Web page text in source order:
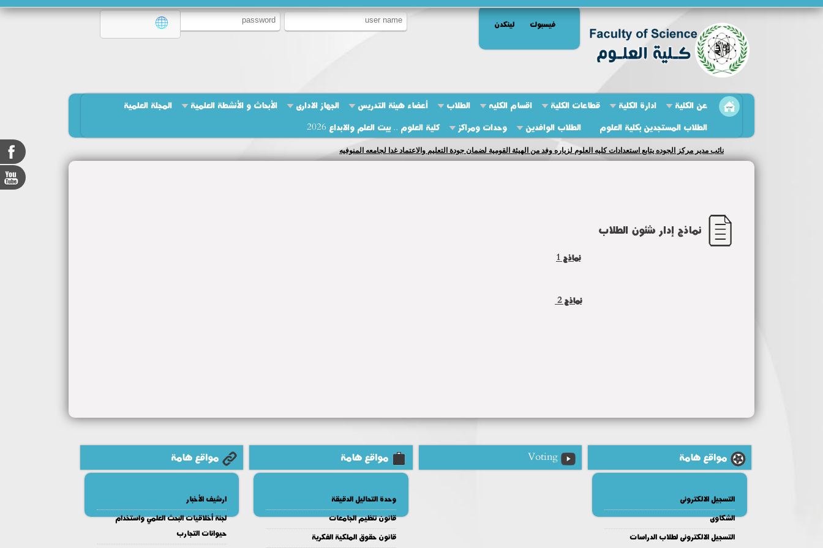
فيسبوك لينكدن
عن الكلية ادارة الكلية قطاعات الكلية اقسام الكليه الطلاب أعضاء هيئة التدريس الجهاز الادارى الأبحاث و الأنشطة العلمية
المجلة العلمية
الطلاب المستجدين بكلية العلوم
الطلاب الوافدين وحدات ومراكز كلية العلوم .. بيت العلم والابداع 2026
نائب مدير مركز الجوده يتابع استعدادات كليه العلوم لزياره وفد من الهيئة القومية لضمان جودة التعليم والاعتماد غدا لجامعه المنوفيه
نماذج إدار شئون الطلاب
نماذج 1
نماذج 2
مواقع هامة
التسجيل الالكترونى
الشكاوى
التسجيل الالكترونى لطلاب الدراسات
Voting مواقع هامة
وحدة التحاليل الدقيقة
قانون تنظيم الجامعات
قانون حقوق الملكية الفكرية
مواقع هامة
ارشيف الأخبار
لجنة أخلاقيات البحث العلمي واستخدام
حيوانات التجارب